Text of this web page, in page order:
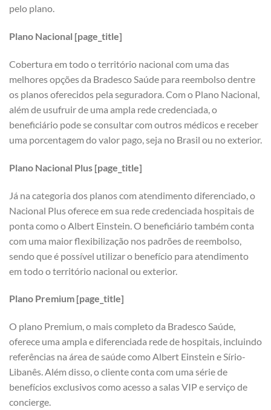
pelo plano.
Plano Nacional [page_title]
Cobertura em todo o território nacional com uma das
melhores opções da Bradesco Saúde para reembolso dentre
os planos oferecidos pela seguradora. Com o Plano Nacional,
além de usufruir de uma ampla rede credenciada, o
beneficiário pode se consultar com outros médicos e receber
uma porcentagem do valor pago, seja no Brasil ou no exterior.
Plano Nacional Plus [page_title]
Já na categoria dos planos com atendimento diferenciado, o
Nacional Plus oferece em sua rede credenciada hospitais de
ponta como o Albert Einstein. O beneficiário também conta
com uma maior flexibilização nos padrões de reembolso,
sendo que é possível utilizar o benefício para atendimento
em todo o território nacional ou exterior.
Plano Premium [page_title]
O plano Premium, o mais completo da Bradesco Saúde,
oferece uma ampla e diferenciada rede de hospitais, incluindo
referências na área de saúde como Albert Einstein e Sírio-
Libanês. Além disso, o cliente conta com uma série de
benefícios exclusivos como acesso a salas VIP e serviço de
concierge.